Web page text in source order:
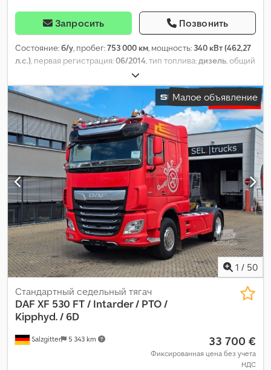
Запросить Позвонить
Состояние:б/у, пробег:753 000 км, мощность: 340 кВт (462,27
л.с.), первая регистрация:06/2014, тип топлива:дизель, общий
, конфигурация осей:
передачи:автоматический, класс выбросов:Евро 6,
Оборудование: ABS, кондиционер, отопитель стояночный,
электронная программа стабилизации (ESP),
Малое объявление
1 / 50
Salzgitter 5 343 km
Стандартный седельный тягач
DAF XF 530 FT / Intarder / PTO /
Kipphyd. / 6D
33 700 €
Фиксированная цена без учета
НДС